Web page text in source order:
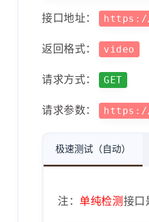
接口地址：
返回格式： video
请求方式： GET
请求参数： https://
极速测试（自动）
注： 单纯检测 接口